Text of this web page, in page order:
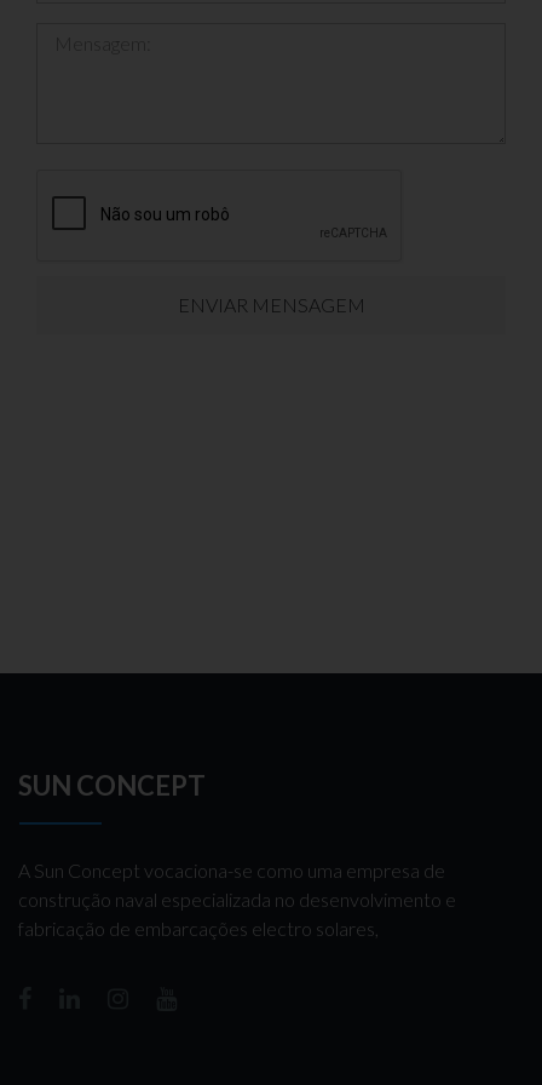
Mensagem:
ENVIAR MENSAGEM
SUN CONCEPT
A Sun Concept vocaciona-se como uma empresa de
construção naval especializada no desenvolvimento e
fabricação de embarcações electro solares,